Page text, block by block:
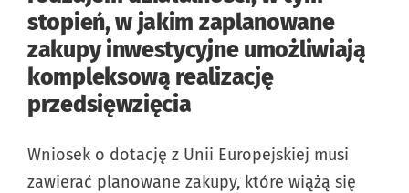
stopień, w jakim zaplanowane
zakupy inwestycyjne umożliwiają
kompleksową realizację
przedsięwzięcia
Wniosek o dotację z Unii Europejskiej musi
zawierać planowane zakupy, które wiążą się